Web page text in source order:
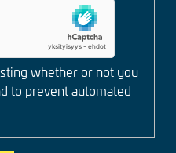
whether or not you
to prevent automated